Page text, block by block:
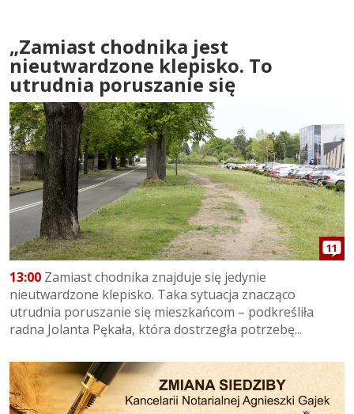
„Zamiast chodnika jest
nieutwardzone klepisko. To
utrudnia poruszanie się
11
13:00 Zamiast chodnika znajduje się jedynie
nieutwardzone klepisko. Taka sytuacja znacząco
utrudnia poruszanie się mieszkańcom – podkreśliła
radna Jolanta Pękała, która dostrzegła potrzebę...